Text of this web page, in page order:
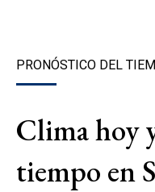
PRONÓSTICO DEL
Clima hoy
tiempo en